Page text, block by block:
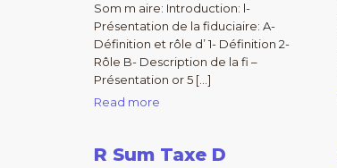
Som m aire: Introduction: l-
Présentation de la fiduciaire: A-
Définition et rôle d’ 1- Définition 2-
Rôle B- Description de la fi –
Présentation or 5 […]
Read more
R Sum Taxe D